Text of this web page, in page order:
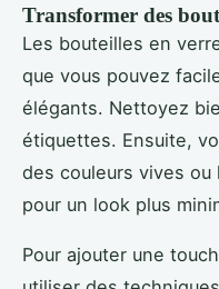
Transformer des
Les bouteilles en
que vous pouvez
élégants. Nettoyez
étiquettes. Ensuite,
des couleurs vives
pour un look plus
Pour ajouter une